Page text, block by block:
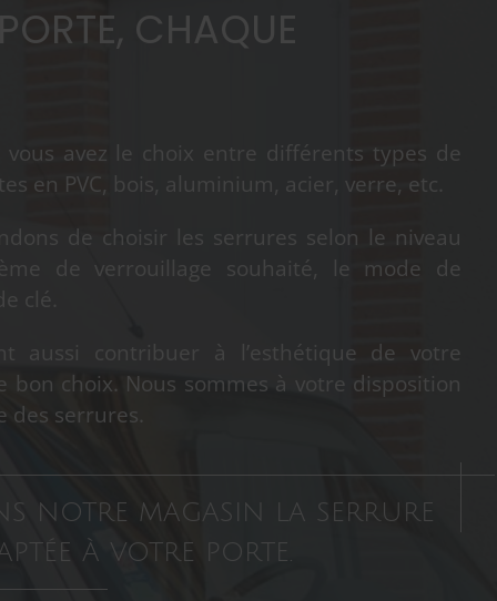
CHAQUE
vous avez le choix entre différents types de
en PVC, bois, aluminium, acier, verre, etc.
de choisir les serrures selon le niveau
de verrouillage souhaité, le mode de
clé.
aussi contribuer à l’esthétique de votre
bon choix. Nous sommes à votre disposition
des serrures.
notre magasin la serrure
à votre porte.